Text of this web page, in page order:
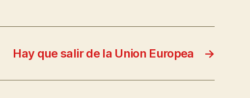
→
Hay que salir de la Union Europea